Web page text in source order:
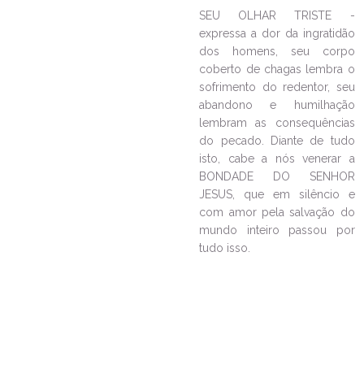
Capela Missionária do XIX
Congresso ECC chega à
Paróquia Senhor Bom Jesus do
Ouça a notícia
SEU OLHAR TRISTE -
expressa a dor da ingratidão
dos homens, seu corpo
coberto de chagas lembra o
sofrimento do redentor, seu
abandono e humilhação
lembram as consequências
do pecado. Diante de tudo
isto, cabe a nós venerar a
BONDADE DO SENHOR
JESUS, que em silêncio e
com amor pela salvação do
mundo inteiro passou por
tudo isso.